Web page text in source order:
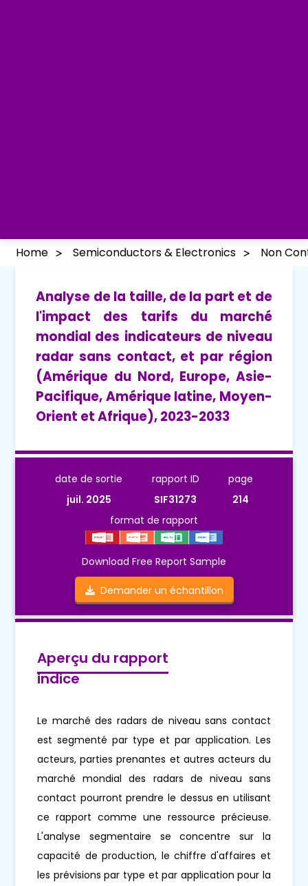
Home Semiconductors & Electronics Non
Analyse de la taille, de la part et de
l'impact des tarifs du marché
mondial des indicateurs de niveau
radar sans contact, et par région
(Amérique du Nord, Europe, Asie-
Pacifique, Amérique latine, Moyen-
Orient et Afrique), 2023-2033
date de sortie
juil. 2025
rapport ID
SIF31273
page
214
format de rapport
Download Free Report Sample
Demander un échantillon
Aperçu du rapport
indice
Le marché des radars de niveau sans contact
est segmenté par type et par application. Les
acteurs, parties prenantes et autres acteurs du
marché mondial des radars de niveau sans
contact pourront prendre le dessus en utilisant
ce rapport comme une ressource précieuse.
L'analyse segmentaire se concentre sur la
capacité de production, le chiffre d'affaires et
les prévisions par type et par application pour la